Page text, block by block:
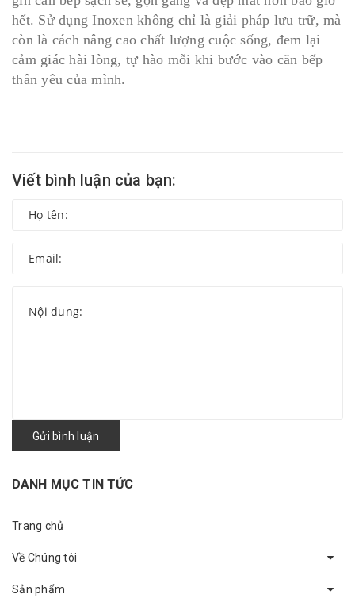
hết. Sử dụng Inoxen không chỉ là giải pháp lưu trữ, mà
còn là cách nâng cao chất lượng cuộc sống, đem lại
cảm giác hài lòng, tự hào mỗi khi bước vào căn bếp
thân yêu của mình.
Viết bình luận của bạn:
Gửi bình luận
DANH MỤC TIN TỨC
Trang chủ
Về Chúng tôi
Sản phẩm